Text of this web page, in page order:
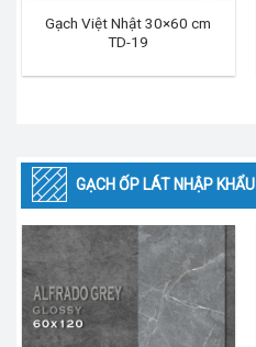
Gạch Việt Nhật 30×60 cm
TD-19
GẠCH ỐP LÁT NHẬP KHẨU